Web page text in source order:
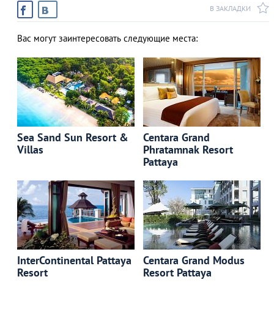
В ЗАКЛАДКИ
Вас могут заинтересовать следующие места:
Sea Sand Sun Resort &
Villas
Centara Grand
Phratamnak Resort
Pattaya
InterContinental Pattaya
Resort
Centara Grand Modus
Resort Pattaya